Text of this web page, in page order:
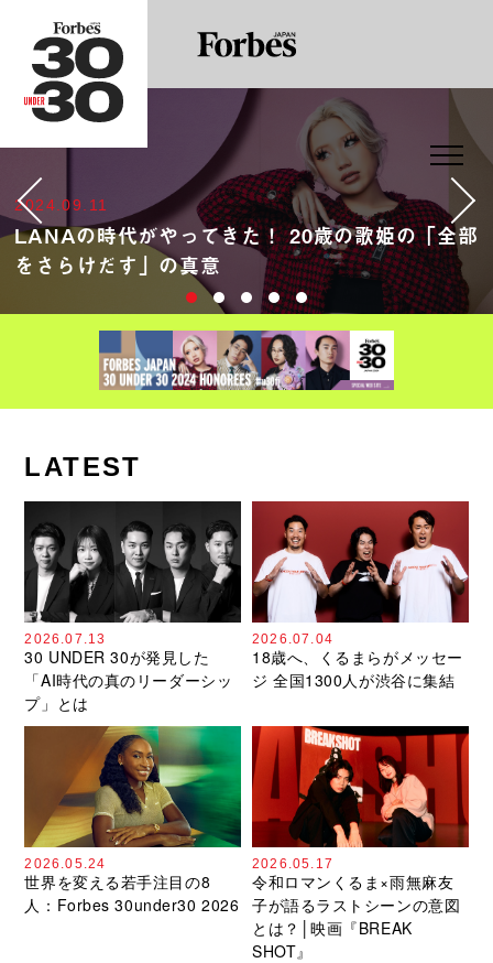
2024.09.11
LANAの時代がやってきた！ 20歳の歌姫の「全部
をさらけだす」の真意
LATEST
2026.07.13
30 UNDER 30が発見した
「AI時代の真のリーダーシッ
プ」とは
2026.07.04
18歳へ、くるまらがメッセー
ジ 全国1300人が渋谷に集結
2026.05.24
世界を変える若手注目の8
人：Forbes 30under30 2026
2026.05.17
令和ロマンくるま×雨無麻友
子が語るラストシーンの意図
とは？│映画『BREAK
SHOT』